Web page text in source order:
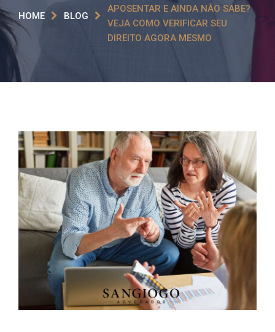
HOME BLOG
APOSENTAR E AINDA NÃO SABE?
VEJA COMO VERIFICAR SEU
DIREITO AGORA MESMO